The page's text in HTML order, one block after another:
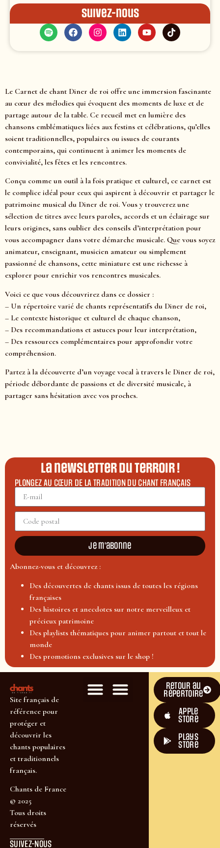
Suivez-nous
Le Carnet de chant Diner de roi offre une immersion fascinante
au cœur des mélodies qui évoquent des moments de luxe et de
partage autour de la table. Ce recueil met en lumière des
chansons emblématiques liées aux festins et célébrations, qu’elles
soient traditionnelles, populaires ou issues de courants
contemporains, qui continuent à animer les moments de
convivialité, les fêtes et les rencontres.
Conçu comme un outil à la fois pratique et culturel, ce carnet est
le complice idéal pour ceux qui aspirent à découvrir et partager le
patrimoine musical du Diner de roi. Vous y trouverez une
sélection de titres avec leurs paroles, accords et un éclairage sur
leurs origines, sans oublier des conseils d’interprétation pour
vous accompagner dans votre démarche musicale. Que vous soyez
animateur, enseignant, musicien amateur ou simplement
passionné de chansons, cette miniature est une richesse à
explorer pour enrichir vos rencontres musicales.
Voici ce que vous découvrirez dans ce dossier :
– Un répertoire varié de chants représentatifs du Diner de roi,
– Le contexte historique et culturel de chaque chanson,
– Des recommandations et astuces pour leur interprétation,
– Des ressources complémentaires pour approfondir votre
compréhension.
Partez à la découverte d’un voyage vocal à travers le Diner de roi,
période débordante de passions et de diversité musicale, à
partager sans hésitation avec vos proches.
La newsletter du terroir !
PLONGEZ AU CŒUR DE LA TRADITION DU CHANT FRANÇAIS
Je m'abonne
Abonnez-vous et découvrez :
Des découvertes de chants issus de toutes les régions
françaises
Des histoires et anecdotes sur notre merveilleux et
précieux patrimoine
Des playlists thématiques pour animer partout et tout le
monde
Des promotions exclusives sur le shop !
Site français de
référence pour
protéger et
découvrir les
chants populaires
et traditionnels
français.
Chants de France
© 2025
Tous droits
réservés
SUIVEZ-NOUS
Retour au
répertoire
Apple
Store
plays
store